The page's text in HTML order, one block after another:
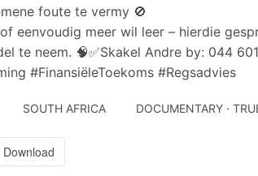
foute te vermy 🚫
eenvoudig meer wil leer – hierdie
te neem. 🧠✅Skakel Andre by: 044
#FinansiëleToekoms #Regsadvies
SOUTH AFRICA DOCUMENTARY ·
Download